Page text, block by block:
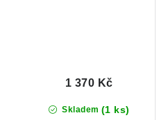
Skladem (1 ks)
1 370 Kč